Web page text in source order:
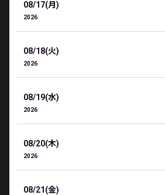
08/17(月)
2026
08/18(火)
2026
08/19(水)
2026
08/20(木)
2026
08/21(金)